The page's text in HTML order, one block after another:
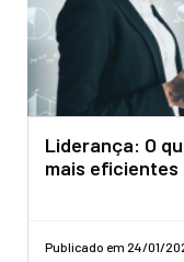
Liderança: O
mais eficientes
Publicado em 24/01/